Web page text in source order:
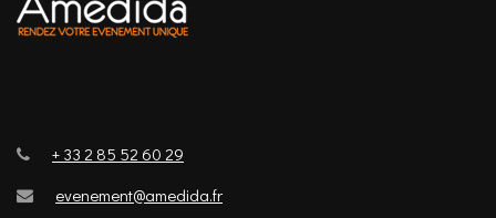
+ 33 2 85 52 60 29
evenement@amedida.fr